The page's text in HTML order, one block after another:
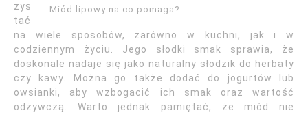
Miód lipowy na co pomaga?
zys
tać
na wiele sposobów, zarówno w kuchni, jak i w
codziennym życiu. Jego słodki smak sprawia, że
doskonale nadaje się jako naturalny słodzik do herbaty
czy kawy. Można go także dodać do jogurtów lub
owsianki, aby wzbogacić ich smak oraz wartość
odżywczą. Warto jednak pamiętać, że miód nie